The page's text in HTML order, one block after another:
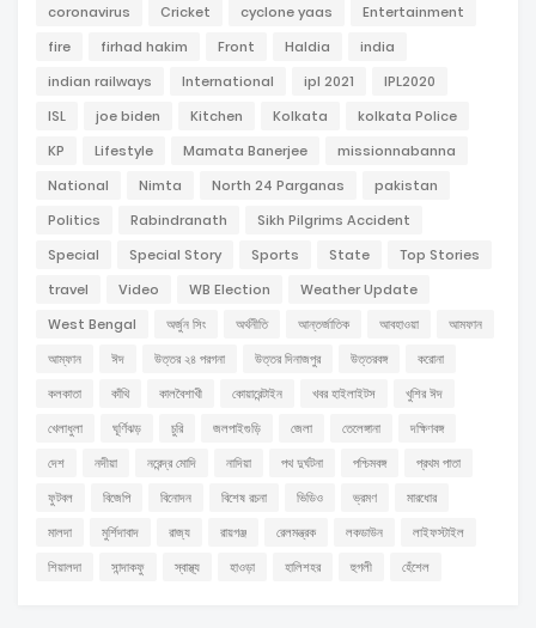
coronavirus Cricket cyclone yaas
Entertainment
fire
firhad hakim Front Haldia
india
indian railways
International ipl 2021
IPL2020
ISL
joe biden Kitchen Kolkata
kolkata Police
KP
Lifestyle Mamata Banerjee
missionnabanna
National
Nimta North 24 Parganas
pakistan
Politics
Rabindranath
Sikh Pilgrims Accident
Special
Special Story Sports State
Top Stories
travel
Video WB Election
Weather Update
West Bengal
অর্জুন সিং অর্থনীতি আন্তর্জাতিক আবহাওয়া
আমফান
আম্ফান
ঈদ উত্তর ২৪ পরগনা উত্তর দিনাজপুর উত্তরবঙ্গ
করোনা
কলকাতা
কাঁথি কালবৈশাখী কোয়ারেন্টাইন খবর হাইলাইটস
খুশির ঈদ
খেলাধুলা
ঘূর্ণিঝড় চুরি জলপাইগুড়ি জেলা তেলেঙ্গানা
দক্ষিণবঙ্গ
দেশ
নদীয়া নরেন্দ্র মোদি নাদিয়া পথ দুর্ঘটনা পশ্চিমবঙ্গ
প্রথম পাতা
ফুটবল
বিজেপি বিনোদন বিশেষ রচনা ভিডিও ভ্রমণ
মারধোর
মালদা
মুর্শিদাবাদ রাজ্য রায়গঞ্জ রেলমন্ত্রক লকডাউন
লাইফস্টাইল
শিয়ালদা
সান্দাকফু স্বাস্থ্য হাওড়া হালিশহর হুগলী হেঁশেল